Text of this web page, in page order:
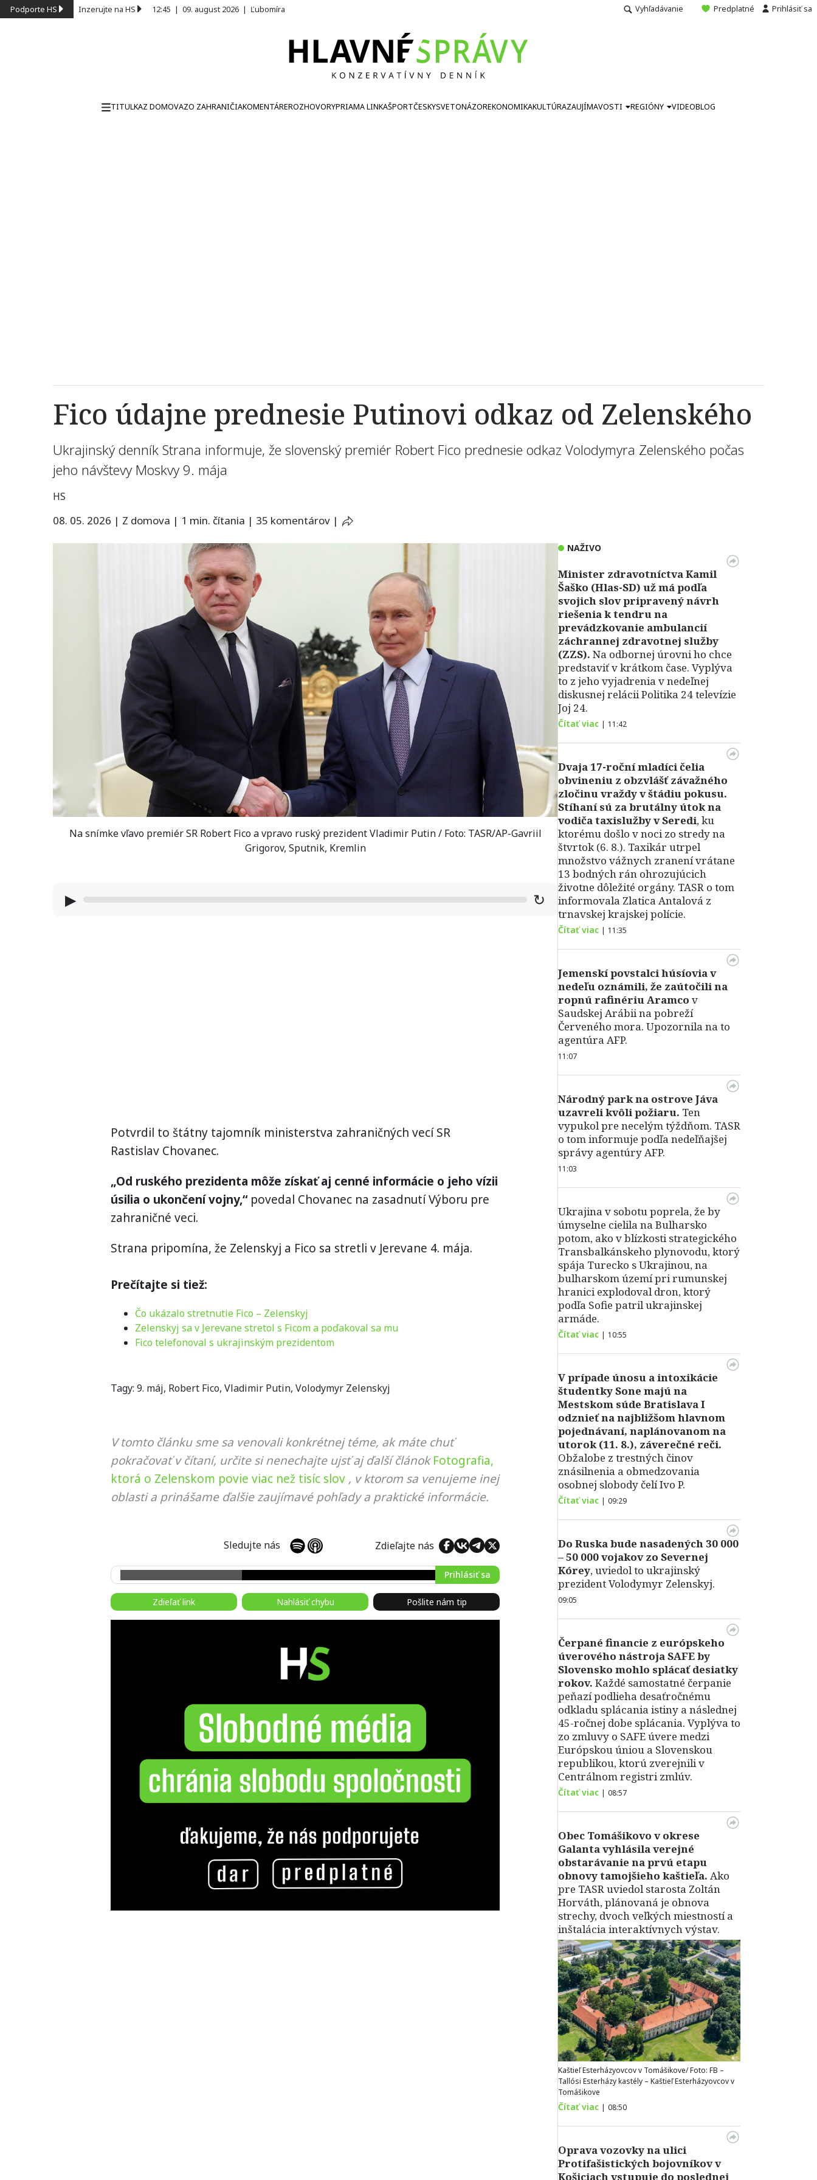
Podporte HS Inzerujte na HS 12:45 | 09. august 2026 | Ľubomíra Vyhľadávanie Predplatné Prihlásiť sa
TITULKAZ DOMOVAZO ZAHRANIČIAKOMENTÁREROZHOVORYPRIAMA LINKAŠPORTČESKYSVETONÁZOREKONOMIKAKULTÚRAZAUJÍMAVOSTI REGIÓNY VIDEOBLOG
Fico údajne prednesie Putinovi odkaz od Zelenského
Ukrajinský denník Strana informuje, že slovenský premiér Robert Fico prednesie odkaz Volodymyra Zelenského počas
jeho návštevy Moskvy 9. mája
HS
08. 05. 2026 | Z domova | 1 min. čítania | 35 komentárov |
Na snímke vľavo premiér SR Robert Fico a vpravo ruský prezident Vladimir Putin / Foto: TASR/AP-Gavriil
Grigorov, Sputnik, Kremlin
▶ ↻
Potvrdil to štátny tajomník ministerstva zahraničných vecí SR
Rastislav Chovanec.
„Od ruského prezidenta môže získať aj cenné informácie o jeho vízii
úsilia o ukončení vojny,“povedal Chovanec na zasadnutí Výboru pre
zahraničné veci.
Strana pripomína, že Zelenskyj a Fico sa stretli v Jerevane 4. mája.
Prečítajte si tiež:
Čo ukázalo stretnutie Fico – Zelenskyj
Zelenskyj sa v Jerevane stretol s Ficom a poďakoval sa mu
Fico telefonoval s ukrajinským prezidentom
Tagy: 9. máj, Robert Fico, Vladimir Putin, Volodymyr Zelenskyj
V tomto článku sme sa venovali konkrétnej téme, ak máte chuť
pokračovať v čítaní, určite si nenechajte ujsť aj ďalší článok Fotografia,
ktorá o Zelenskom povie viac než tisíc slov , v ktorom sa venujeme inej
oblasti a prinášame ďalšie zaujímavé pohľady a praktické informácie.
Sledujte nás Zdieľajte nás
Prihlásiť sa
Zdieľať link Nahlásiť chybu Pošlite nám tip
NAŽIVO
Minister zdravotníctva Kamil
Šaško (Hlas-SD) už má podľa
svojich slov pripravený návrh
riešenia k tendru na
prevádzkovanie ambulancií
záchrannej zdravotnej služby
(ZZS). Na odbornej úrovni ho chce
predstaviť v krátkom čase. Vyplýva
to z jeho vyjadrenia v nedeľnej
diskusnej relácii Politika 24 televízie
Joj 24.
Čítať viac | 11:42
Dvaja 17-roční mladíci čelia
obvineniu z obzvlášť závažného
zločinu vraždy v štádiu pokusu.
Stíhaní sú za brutálny útok na
vodiča taxislužby v Seredi, ku
ktorému došlo v noci zo stredy na
štvrtok (6. 8.). Taxikár utrpel
množstvo vážnych zranení vrátane
13 bodných rán ohrozujúcich
životne dôležité orgány. TASR o tom
informovala Zlatica Antalová z
trnavskej krajskej polície.
Čítať viac | 11:35
Jemenskí povstalci húsíovia v
nedeľu oznámili, že zaútočili na
ropnú rafinériu Aramco v
Saudskej Arábii na pobreží
Červeného mora. Upozornila na to
agentúra AFP.
11:07
Národný park na ostrove Jáva
uzavreli kvôli požiaru. Ten
vypukol pre necelým týždňom. TASR
o tom informuje podľa nedeľňajšej
správy agentúry AFP.
11:03
Ukrajina v sobotu poprela, že by
úmyselne cielila na Bulharsko
potom, ako v blízkosti strategického
Transbalkánskeho plynovodu, ktorý
spája Turecko s Ukrajinou, na
bulharskom území pri rumunskej
hranici explodoval dron, ktorý
podľa Sofie patril ukrajinskej
armáde.
Čítať viac | 10:55
V prípade únosu a intoxikácie
študentky Sone majú na
Mestskom súde Bratislava I
odznieť na najbližšom hlavnom
pojednávaní, naplánovanom na
utorok (11. 8.), záverečné reči.
Obžalobe z trestných činov
znásilnenia a obmedzovania
osobnej slobody čelí Ivo P.
Čítať viac | 09:29
Do Ruska bude nasadených 30 000
– 50 000 vojakov zo Severnej
Kórey, uviedol to ukrajinský
prezident Volodymyr Zelenskyj.
09:05
Čerpané financie z európskeho
úverového nástroja SAFE by
Slovensko mohlo splácať desiatky
rokov. Každé samostatné čerpanie
peňazí podlieha desaťročnému
odkladu splácania istiny a následnej
45-ročnej dobe splácania. Vyplýva to
zo zmluvy o SAFE úvere medzi
Európskou úniou a Slovenskou
republikou, ktorú zverejnili v
Centrálnom registri zmlúv.
Čítať viac | 08:57
Obec Tomášikovo v okrese
Galanta vyhlásila verejné
obstarávanie na prvú etapu
obnovy tamojšieho kaštieľa. Ako
pre TASR uviedol starosta Zoltán
Horváth, plánovaná je obnova
strechy, dvoch veľkých miestností a
inštalácia interaktívnych výstav.
Kaštieľ Esterházyovcov v Tomášikove/ Foto: FB –
Tallósi Esterházy kastély – Kaštieľ Esterházyovcov v
Tomášikove
Čítať viac | 08:50
Oprava vozovky na ulici
Protifašistických bojovníkov v
Košiciach vstupuje do poslednej